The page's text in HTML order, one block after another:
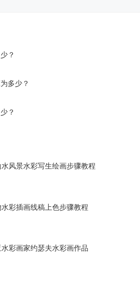
？
多少？
？
风景水彩写生绘画步骤教程
彩插画线稿上色步骤教程
彩画家约瑟夫水彩画作品